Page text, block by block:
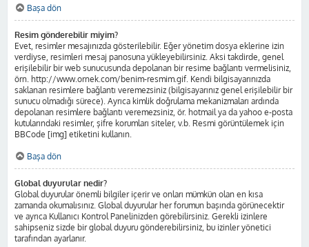
Başa dön
Resim gönderebilir miyim?
Evet, resimler mesajınızda gösterilebilir. Eğer yönetim dosya eklerine izin
verdiyse, resimleri mesaj panosuna yükleyebilirsiniz. Aksi takdirde, genel
erişilebilir bir web sunucusunda depolanan bir resime bağlantı vermelisiniz,
örn. http://www.ornek.com/benim-resmim.gif. Kendi bilgisayarınızda
saklanan resimlere bağlantı veremezsiniz (bilgisayarınız genel erişilebilir bir
sunucu olmadığı sürece). Ayrıca kimlik doğrulama mekanizmaları ardında
depolanan resimlere bağlantı veremezsiniz, ör. hotmail ya da yahoo e-posta
kutularındaki resimler, şifre korumları siteler, v.b. Resmi görüntülemek için
BBCode [img] etiketini kullanın.
Başa dön
Global duyurular nedir?
Global duyurular önemli bilgiler içerir ve onları mümkün olan en kısa
zamanda okumalısınız. Global duyurular her forumun başında görünecektir
ve ayrıca Kullanıcı Kontrol Panelinizden görebilirsiniz. Gerekli izinlere
sahipseniz sizde bir global duyuru gönderebilirsiniz, bu izinler yönetici
tarafından ayarlanır.